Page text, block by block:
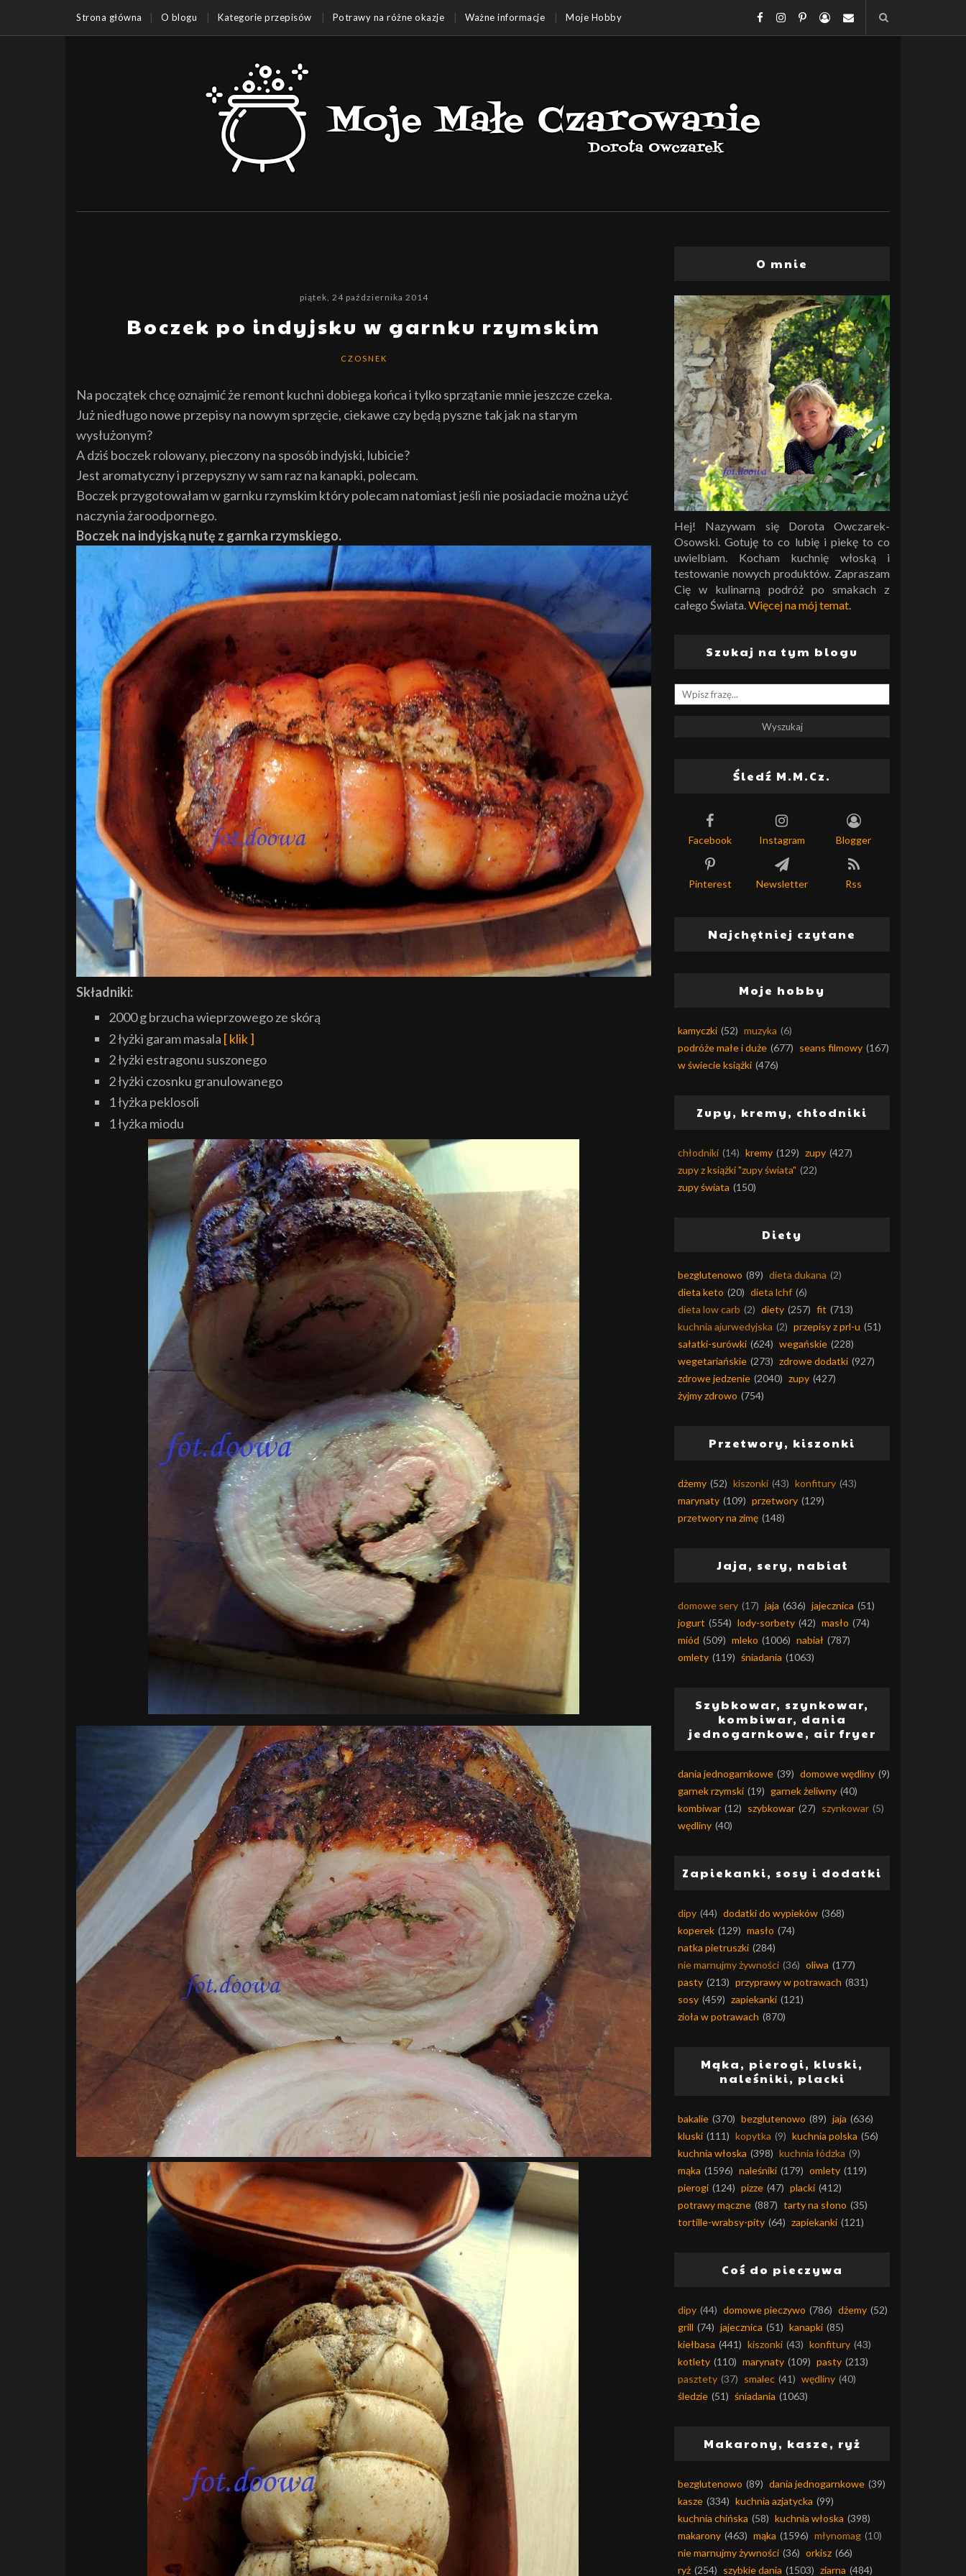
Strona główna O blogu Kategorie przepisów Potrawy na różne okazje Ważne informacje Moje Hobby
piątek, 24 października 2014
Boczek po indyjsku w garnku rzymskim
CZOSNEK
Na początek chcę oznajmić że remont kuchni dobiega końca i tylko sprzątanie mnie jeszcze czeka.
Już niedługo nowe przepisy na nowym sprzęcie, ciekawe czy będą pyszne tak jak na starym
wysłużonym?
A dziś boczek rolowany, pieczony na sposób indyjski, lubicie?
Jest aromatyczny i przepyszny w sam raz na kanapki, polecam.
Boczek przygotowałam w garnku rzymskim który polecam natomiast jeśli nie posiadacie można użyć
naczynia żaroodpornego.
Boczek na indyjską nutę z garnka rzymskiego.
Składniki:
2000 g brzucha wieprzowego ze skórą
2 łyżki garam masala [ klik ]
2 łyżki estragonu suszonego
2 łyżki czosnku granulowanego
1 łyżka peklosoli
1 łyżka miodu
O mnie
Hej! Nazywam się Dorota Owczarek-
Osowski. Gotuję to co lubię i piekę to co
uwielbiam. Kocham kuchnię włoską i
testowanie nowych produktów. Zapraszam
Cię w kulinarną podróż po smakach z
całego Świata.Więcej na mój temat.
Szukaj na tym blogu
Śledź M.M.Cz.
Facebook Instagram Blogger
Pinterest Newsletter Rss
Najchętniej czytane
Moje hobby
kamyczki (52) muzyka (6)
podróże małe i duże (677) seans filmowy (167)
w świecie książki (476)
Zupy, kremy, chłodniki
chłodniki (14) kremy (129) zupy (427)
zupy z książki "zupy świata" (22)
zupy świata (150)
Diety
bezglutenowo (89) dieta dukana (2)
dieta keto (20) dieta lchf (6)
dieta low carb (2) diety (257) fit (713)
kuchnia ajurwedyjska (2) przepisy z prl-u (51)
sałatki-surówki (624) wegańskie (228)
wegetariańskie (273) zdrowe dodatki (927)
zdrowe jedzenie (2040) zupy (427)
żyjmy zdrowo (754)
Przetwory, kiszonki
dżemy (52) kiszonki (43) konfitury (43)
marynaty (109) przetwory (129)
przetwory na zimę (148)
Jaja, sery, nabiał
domowe sery (17) jaja (636) jajecznica (51)
jogurt (554) lody-sorbety (42) masło (74)
miód (509) mleko (1006) nabiał (787)
omlety (119) śniadania (1063)
Szybkowar, szynkowar,
kombiwar, dania
jednogarnkowe, air fryer
dania jednogarnkowe (39) domowe wędliny (9)
garnek rzymski (19) garnek żeliwny (40)
kombiwar (12) szybkowar (27) szynkowar (5)
wędliny (40)
Zapiekanki, sosy i dodatki
dipy (44) dodatki do wypieków (368)
koperek (129) masło (74)
natka pietruszki (284)
nie marnujmy żywności (36) oliwa (177)
pasty (213) przyprawy w potrawach (831)
sosy (459) zapiekanki (121)
zioła w potrawach (870)
Mąka, pierogi, kluski,
naleśniki, placki
bakalie (370) bezglutenowo (89) jaja (636)
kluski (111) kopytka (9) kuchnia polska (56)
kuchnia włoska (398) kuchnia łódzka (9)
mąka (1596) naleśniki (179) omlety (119)
pierogi (124) pizze (47) placki (412)
potrawy mączne (887) tarty na słono (35)
tortille-wrabsy-pity (64) zapiekanki (121)
Coś do pieczywa
dipy (44) domowe pieczywo (786) dżemy (52)
grill (74) jajecznica (51) kanapki (85)
kiełbasa (441) kiszonki (43) konfitury (43)
kotlety (110) marynaty (109) pasty (213)
pasztety (37) smalec (41) wędliny (40)
śledzie (51) śniadania (1063)
Makarony, kasze, ryż
bezglutenowo (89) dania jednogarnkowe (39)
kasze (334) kuchnia azjatycka (99)
kuchnia chińska (58) kuchnia włoska (398)
makarony (463) mąka (1596) młynomag (10)
nie marnujmy żywności (36) orkisz (66)
ryż (254) szybkie dania (1503) ziarna (484)